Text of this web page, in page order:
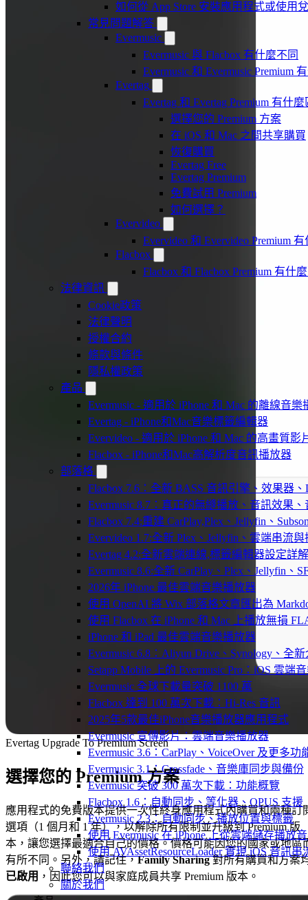
如何從 App Store 安裝應用程式或使用
常見問題解答
Evermusic
Evermusic 與 Flacbox 有什麼不同
Evermusic 和 Evermusic Premium
Evertag
Evertag 和 Evertag Premium 有什
選擇您的 Premium 方案
在 iOS 和 Mac 之間共享購買
恢復購買
Evertag Free
Evertag Premium
免費試用 Premium
如何選擇？
Evervideo
Evervideo 和 Evervideo Premium
Flacbox
Flacbox 和 Flacbox Premium 有什
法律資訊
Cookie政策
法律聲明
授權合約
條款與條件
隱私權政策
產品
Evermusic - 適用於 iPhone 和 Mac 的離線音樂
Evertag - iPhone和Mac音樂標籤編輯器
Evervideo - 適用於 iPhone 和 Mac 的高畫質影
Flacbox - iPhone和Mac高解析度音訊播放器
部落格
Flacbox 7.6：全新 BASS 音訊引擎、效果器
Evermusic 8.7：真正的無縫播放、音訊效果
Flacbox 7.4:重建 CarPlay,Plex、Jellyfin、
Evervideo 1.7:全新 Plex、Jellyfin、雲端串流
Evertag 4.2:全新雲端連線,標籤編輯器設定詳解
Evermusic 8.6:全新 CarPlay、Plex、Jellyfin、
2026年 iPhone 最佳雲端音樂播放器
使用 OpenAI 將 Wix 部落格文章匯出為
使用 Flacbox 在 iPhone 和 Mac 上播放無損
iPhone 和 iPad 最佳雲端音樂播放器
Evermusic 6.8：Aliyun Drive、Synology、全
Setapp Mobile 上的 Evermusic Pro：iOS 雲端
Evermusic 全球下載量突破 1100 萬
Flacbox 達到 100 萬次下載：Hi-Res 音訊
2025年5款最佳iPhone音樂播放器應用程式
Evermusic 宣傳影片：雲端音樂播放器
Evermusic 3.6：CarPlay、VoiceOver 及更多功
Evermusic 3.1：Crossfade、音樂庫同步與備份
Evermusic 突破 300 萬次下載：功能概覽
Flacbox 1.6：自動同步、等化器、OPUS 支援
Evermusic 2.3：自動同步、播放位置與標籤
使用 Evermusic 在 iPhone 上從雲端儲存播放
使用 AVAssetResourceLoader 實現 iOS 音訊串
聯絡我們
關於我們
Evertag Upgrade To Premium Screen
選擇您的 Premium 方案
應用程式的免費版本提供一次性終身應用程式內購買和兩種訂
選項（1 個月和 1 年），以解除所有限制並升級到 Premium 版
本，讓您選擇最適合自己的價格。價格可能因您的國家或地區
有所不同。另外，請記住，Family Sharing對所有購買和方案
已啟用 ，因此您可以與家庭成員共享 Premium 版本。